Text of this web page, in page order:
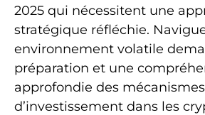
2025 qui nécessitent une
stratégique réfléchie.
environnement volatile
préparation et une
approfondie des mécanismes
d’investissement dans les